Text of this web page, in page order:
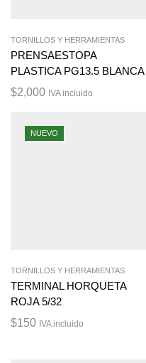
TORNILLOS Y HERRAMIENTAS
PRENSAESTOPA
PLASTICA PG13.5 BLANCA
$2,000 IVA incluido
NUEVO
TORNILLOS Y HERRAMIENTAS
TERMINAL HORQUETA
ROJA 5/32
$150 IVA incluido